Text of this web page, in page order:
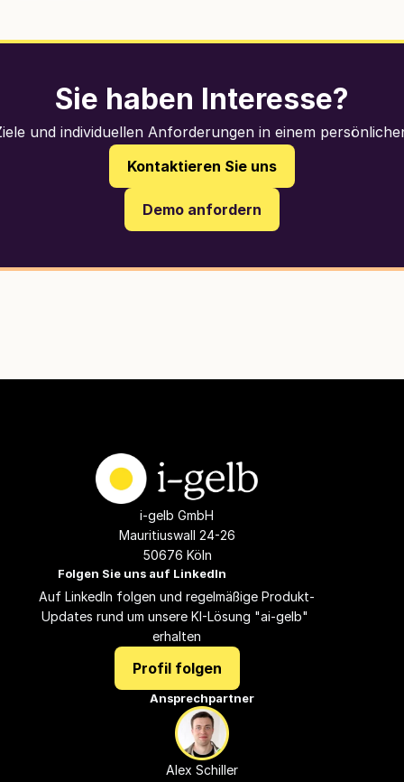
Sie haben Interesse?
und individuellen Anforderungen in einem
Kontaktieren Sie uns
Demo anfordern
i-gelb GmbH
Mauritiuswall 24-26
50676 Köln
Folgen Sie uns auf LinkedIn
Auf LinkedIn folgen und regelmäßige Produkt-
Updates rund um unsere KI-Lösung "ai-gelb"
erhalten
Profil folgen
Ansprechpartner
Alex Schiller